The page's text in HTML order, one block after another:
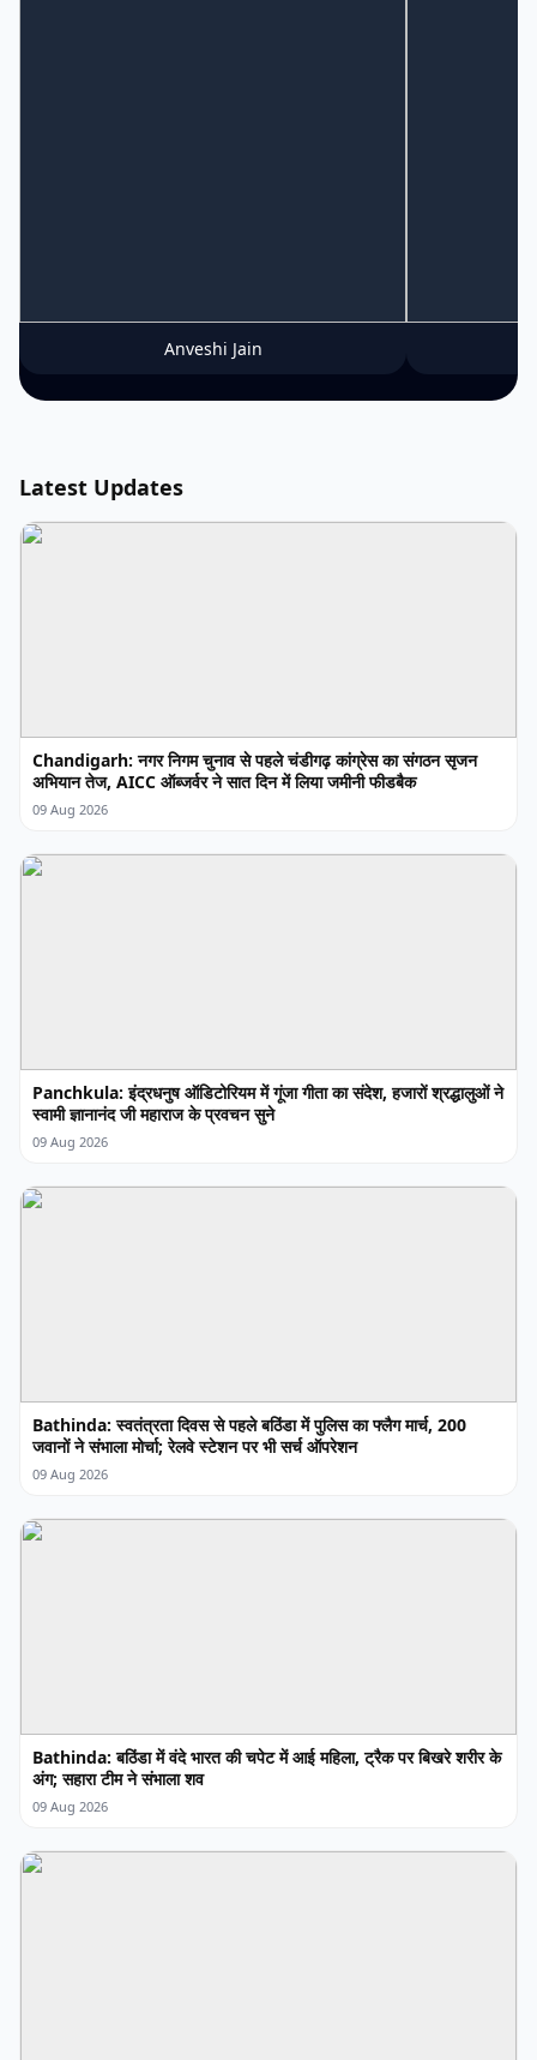
Anveshi Jain
Latest Updates
Chandigarh: नगर निगम चुनाव से पहले चंडीगढ़ कांग्रेस का संगठन सृजन
अभियान तेज, AICC ऑब्जर्वर ने सात दिन में लिया जमीनी फीडबैक
09 Aug 2026
Panchkula: इंद्रधनुष ऑडिटोरियम में गूंजा गीता का संदेश, हजारों श्रद्धालुओं ने
स्वामी ज्ञानानंद जी महाराज के प्रवचन सुने
09 Aug 2026
Bathinda: स्वतंत्रता दिवस से पहले बठिंडा में पुलिस का फ्लैग मार्च, 200
जवानों ने संभाला मोर्चा; रेलवे स्टेशन पर भी सर्च ऑपरेशन
09 Aug 2026
Bathinda: बठिंडा में वंदे भारत की चपेट में आई महिला, ट्रैक पर बिखरे शरीर के
अंग; सहारा टीम ने संभाला शव
09 Aug 2026